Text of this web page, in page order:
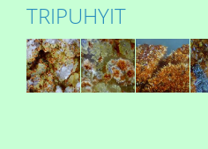
TRIPUHYIT